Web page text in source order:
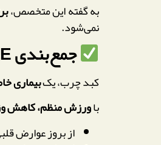
به گفته این متخصص،
نمی‌شود.
جمع‌بندی HSE
کبد چرب، یکبیماری
باورزش منظم، کاهش
از بروز عوارض